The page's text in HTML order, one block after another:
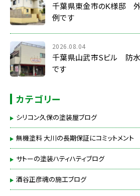
千葉県東金市のK様邸
例です
2026.08.04
千葉県山武市Sビル 防水
です
カテゴリー
シリコン久保の塗装屋ブログ
無機塗料 大川の長期保証にコミットメント
サトーの塗装ハティハティブログ
酒谷正彦魂の施工ブログ